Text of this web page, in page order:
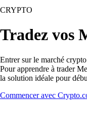
CRYPTO
Tradez vos
Entrer sur le marché
Pour apprendre à trader
la solution idéale pour
Commencer avec